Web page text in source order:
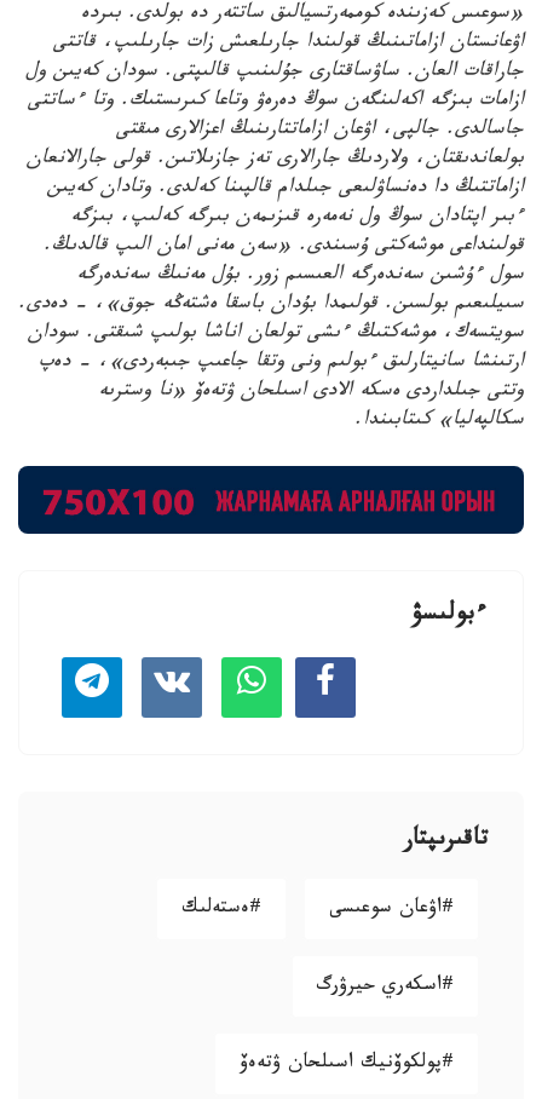
«سوعىس كەزىندە كوممەرتسيالىق ساتتەر دە بولدى. بىردە
اۋعانستان ازاماتىنىڭ قولىندا جارىلعىش زات جارىلىپ، قاتتى
جاراقات العان. ساۋساقتارى جۇلىنىپ قالىپتى. سودان كەيىن ول
ازامات بىزگە اكەلىنگەن سوڭ دەرەۋ وتاعا كىرىستىك. وتا ءساتتى
جاسالدى. جالپى، اۋعان ازاماتتارىنىڭ اعزالارى مىقتى
بولعاندىقتان، ولاردىڭ جارالارى تەز جازىلاتىن. قولى جارالانعان
ازاماتتىڭ دا دەنساۋلىعى جىلدام قالپىنا كەلدى. وتادان كەيىن
ءبىر اپتادان سوڭ ول نەمەرە قىزىمەن بىرگە كەلىپ، بىزگە
قولىنداعى موشەكتى ۇسىندى. «سەن مەنى امان الىپ قالدىڭ.
سول ءۇشىن سەندەرگە العىسىم زور. بۇل مەنىڭ سەندەرگە
سىيلىعىم بولسىن. قولىمدا بۇدان باسقا ەشتەڭە جوق»، - دەدى.
سويتسەك، موشەكتىڭ ءىشى تولعان اناشا بولىپ شىقتى. سودان
ارتىنشا سانيتارلىق ءبولىم ونى وتقا جاعىپ جىبەردى»، - دەپ
وتتى جىلداردى ەسكە الادى اسىلحان ۋتەەۆ «نا وسترىە
سكالپەليا» كىتابىندا.
ءبولىسۋ
تاقىرىپتار
#اۋعان سوعىسى #ەستەلىك
#اسكەري حيرۋرگ
#پولكوۆنيك اسىلحان ۋتەەۆ